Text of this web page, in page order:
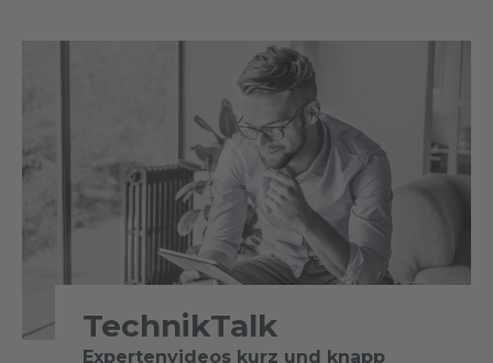
TechnikTalk
Expertenvideos kurz und knapp